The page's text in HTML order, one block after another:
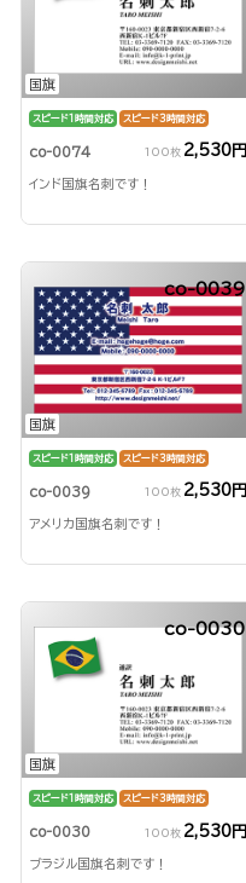
国旗
スピード1時間対応 スピード3時間対応
co-0074 100枚 2,530円
インド国旗名刺です！
国旗
co-0039
スピード1時間対応 スピード3時間対応
co-0039 100枚 2,530円
アメリカ国旗名刺です！
国旗
co-0030
スピード1時間対応 スピード3時間対応
co-0030 100枚 2,530円
ブラジル国旗名刺です！